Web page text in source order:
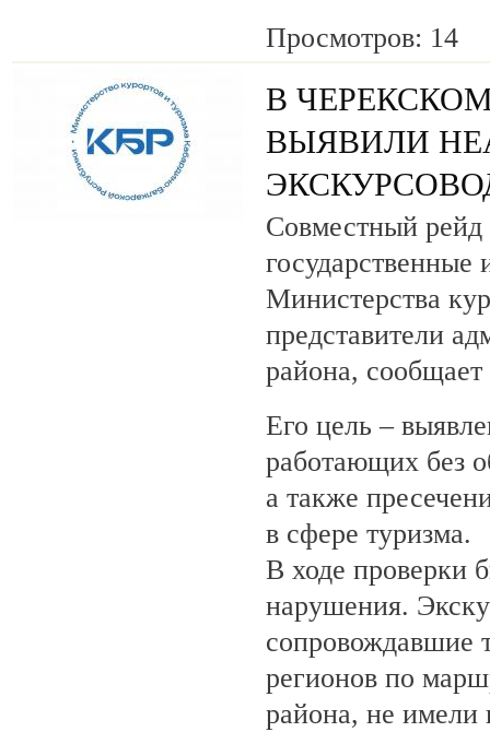
Просмотров: 14
В
ВЫЯВИЛИ
Совместный рейд
государственные
Министерства
представители
района,
Его цель –
работающих без
а также
в сфере туризма.
В ходе проверки
нарушения.
сопровождавшие
регионов по
района, не имели